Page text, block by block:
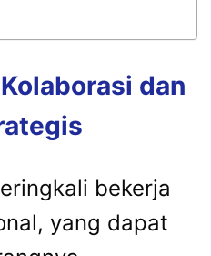
dan
bekerja
yang dapat